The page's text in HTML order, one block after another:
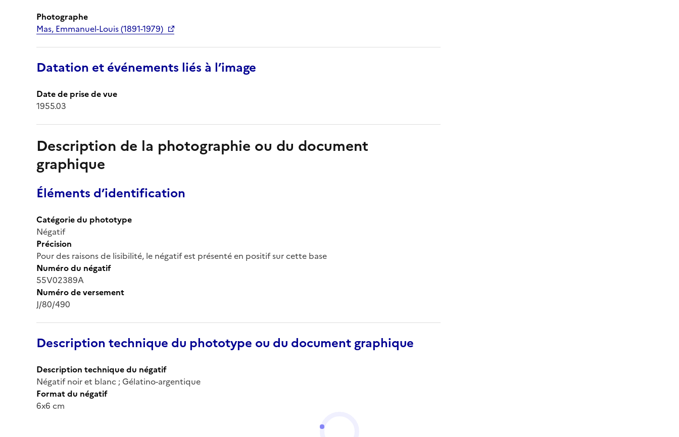
Photographe
Mas, Emmanuel-Louis (1891-1979)
Datation et événements liés à l’image
Date de prise de vue
1955.03
Description de la photographie ou du document
graphique
Éléments d’identification
Catégorie du phototype
Négatif
Précision
Pour des raisons de lisibilité, le négatif est présenté en positif sur cette base
Numéro du négatif
55V02389A
Numéro de versement
J/80/490
Description technique du phototype ou du document graphique
Description technique du négatif
Négatif noir et blanc ; Gélatino-argentique
Format du négatif
6x6 cm